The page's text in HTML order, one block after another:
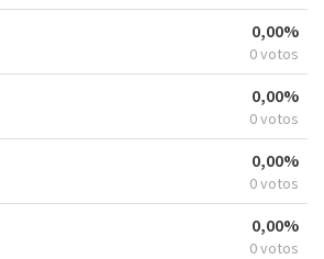
0,00%
0 votos
0,00%
0 votos
0,00%
0 votos
0,00%
0 votos